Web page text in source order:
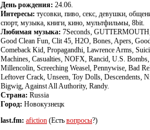
День рождения: 24.06.
Интересы: тусовки, пиво, секс, девушки,
спорт, музыка, книги, кино, мультфильмы, 8bit.
Любимая музыка: 7Seconds,
Good Clean Fun, Clit 45, H2O, Bones, Apers,
Comeback Kid, Propagandhi, Lawrence Arms,
Machines, Casualties, NOFX, Rancid, U.S.
Millencolin, Screeching Weasel, Pennywise, Bad
Leftover Crack, Unseen, Toy Dolls, Descendents,
Bigwig, Against All Authority, Randy.
Страна: Russia
Город: Новокузнецк
last.fm: afiction (Есть вопросы?)